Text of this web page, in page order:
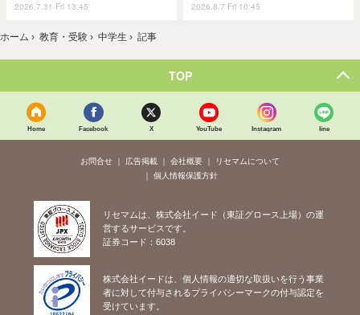
2026.7.31 Fri 13:45 2026.8.7 Fri 10:45
ホーム › 教育・受験 › 中学生 › 記事
TOP
Home Facebook X YouTube Instagram line
お問合せ 広告掲載 会社概要
リセマムについて
個人情報保護方針
リセマムは、株式会社イード（東証グロース上場）の運
営するサービスです。
証券コード：6038
株式会社イードは、個人情報の適切な取扱いを行う事業
者に対して付与されるプライバシーマークの付与認定を
受けています。